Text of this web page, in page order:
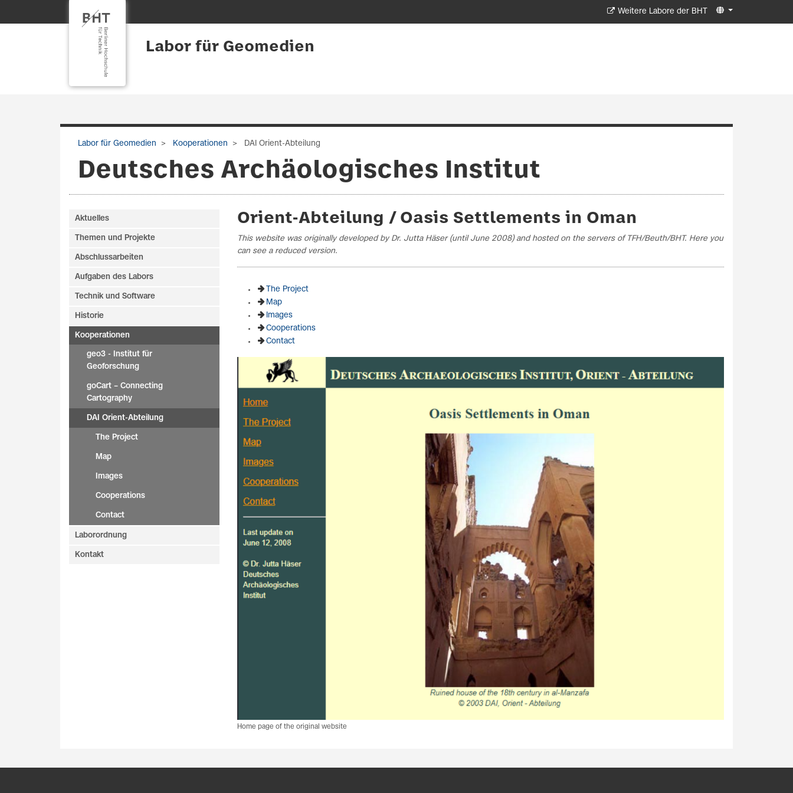
Weitere Labore der BHT
Labor für Geomedien
Labor für Geomedien Kooperationen DAI Orient-Abteilung
Deutsches Archäologisches Institut
Aktuelles
Themen und Projekte
Abschlussarbeiten
Aufgaben des Labors
Technik und Software
Historie
Kooperationen
geo3 - Institut für
Geoforschung
goCart – Connecting
Cartography
DAI Orient-Abteilung
The Project
Map
Images
Cooperations
Contact
Laborordnung
Kontakt
Orient-Abteilung / Oasis Settlements in Oman
This website was originally developed by Dr. Jutta Häser (until June 2008) and hosted on the servers of TFH/Beuth/BHT. Here you
can see a reduced version.
The Project
Map
Images
Cooperations
Contact
Home page of the original website